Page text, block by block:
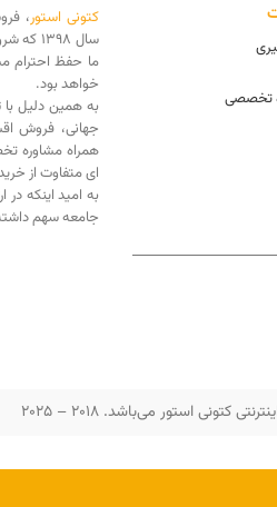
تخصصی
کتونی استور،
سال
ما حفظ احترام
خواهد بود.
به همین دلیل
جهانی، فروش
همراه مشاوره
ای متفاوت از
به امید اینکه
جامعه سهم
استور می‌باشد. 2018 – 2025